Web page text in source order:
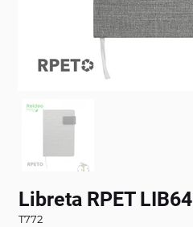
Libreta RPET LIB64
T772